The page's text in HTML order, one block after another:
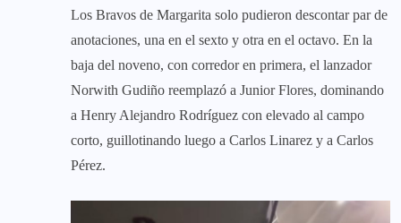
Los Bravos de Margarita solo pudieron descontar par de
anotaciones, una en el sexto y otra en el octavo. En la
baja del noveno, con corredor en primera, el lanzador
Norwith Gudiño reemplazó a Junior Flores, dominando
a Henry Alejandro Rodríguez con elevado al campo
corto, guillotinando luego a Carlos Linarez y a Carlos
Pérez.